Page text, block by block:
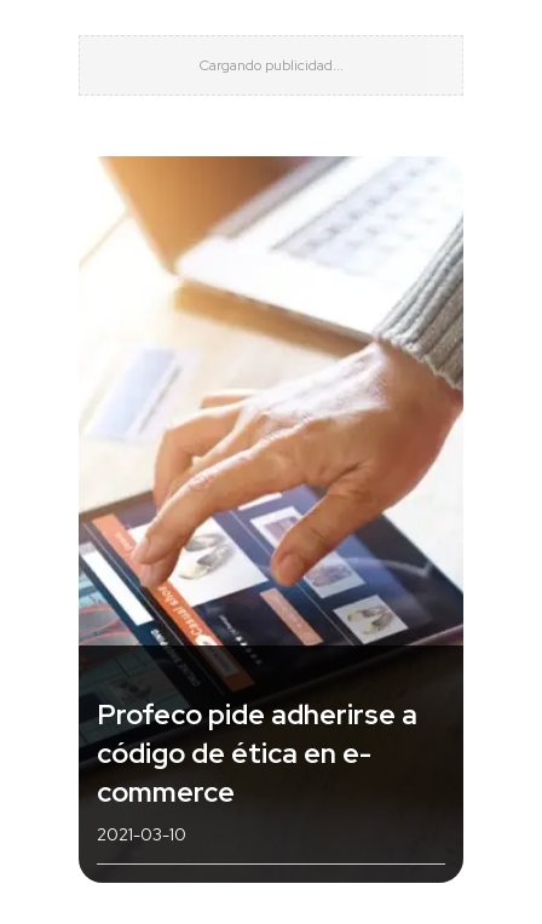
Profeco pide adherirse a
código de ética en e-
commerce
2021-03-10